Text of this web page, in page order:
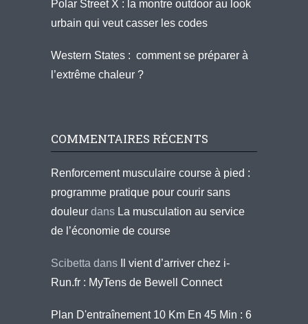
Polar Street X : la montre outdoor au look
urbain qui veut casser les codes
Western States : comment se préparer à
l’extrême chaleur ?
COMMENTAIRES RÉCENTS
Renforcement musculaire course à pied :
programme pratique pour courir sans
douleur dans La musculation au service
de l’économie de course
Scibetta dans
Il vient d’arriver chez i-
Run.fr : MyTens de Bewell Connect
Plan D'entraînement 10 Km En 45 Min : 6